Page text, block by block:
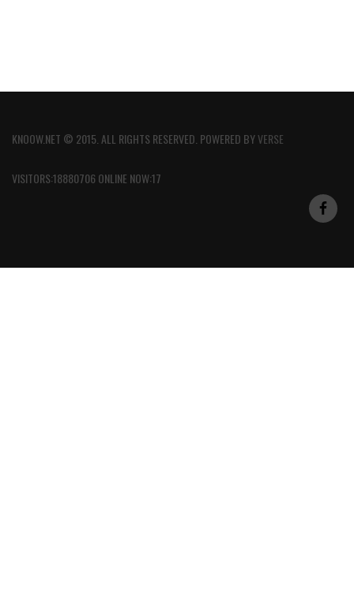
KNOOW.NET © 2015. ALL RIGHTS RESERVED. POWERED BYVERSE
VISITORS:18880706 ONLINE NOW:17